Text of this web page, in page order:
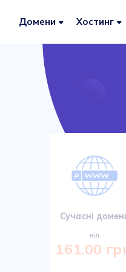
Домени Хостинг
Сучасні
від
161.00